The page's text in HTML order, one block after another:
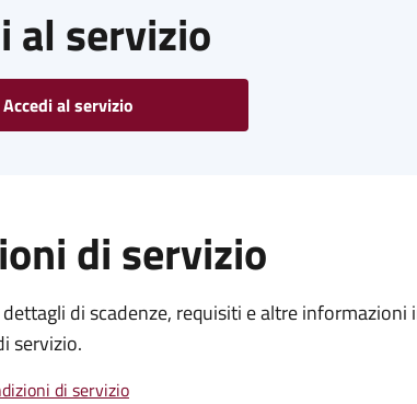
al servizio
Accedi al servizio
di servizio
di scadenze, requisiti e altre
servizio.
di servizio